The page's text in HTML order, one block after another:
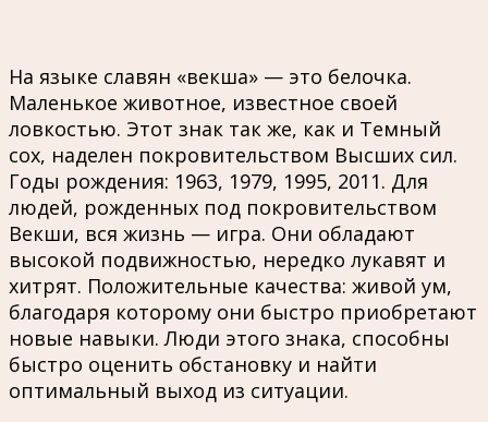
На языке славян «векша» — это белочка.
Маленькое животное, известное своей
ловкостью. Этот знак так же, как и Темный
сох, наделен покровительством Высших сил.
Годы рождения: 1963, 1979, 1995, 2011. Для
людей, рожденных под покровительством
Векши, вся жизнь — игра. Они обладают
высокой подвижностью, нередко лукавят и
хитрят. Положительные качества: живой ум,
благодаря которому они быстро приобретают
новые навыки. Люди этого знака, способны
быстро оценить обстановку и найти
оптимальный выход из ситуации.